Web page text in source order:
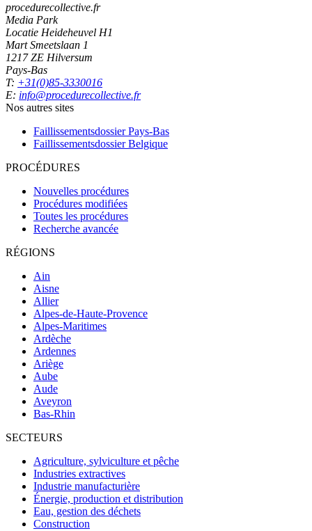
procedurecollective.fr
Media Park
Locatie Heideheuvel H1
Mart Smeetslaan 1
1217 ZE Hilversum
Pays-Bas
T: +31(0)85-3330016
E: info@procedurecollective.fr
Nos autres sites
Faillissementsdossier Pays-Bas
Faillissementsdossier Belgique
PROCÉDURES
Nouvelles procédures
Procédures modifiées
Toutes les procédures
Recherche avancée
RÉGIONS
Ain
Aisne
Allier
Alpes-de-Haute-Provence
Alpes-Maritimes
Ardèche
Ardennes
Ariège
Aube
Aude
Aveyron
Bas-Rhin
SECTEURS
Agriculture, sylviculture et pêche
Industries extractives
Industrie manufacturière
Énergie, production et distribution
Eau, gestion des déchets
Construction